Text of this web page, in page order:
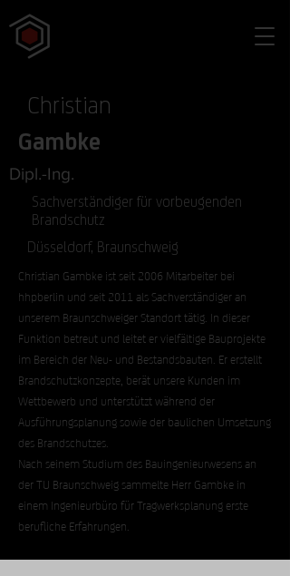
Christian
Gambke
Dipl.-Ing.
Sachverständiger für vorbeugenden
Brandschutz
Düsseldorf, Braunschweig
Christian Gambke ist seit 2006 Mitarbeiter bei
hhpberlin und seit 2011 als Sachverständiger an
unserem Braunschweiger Standort tätig. In dieser
Funktion betreut und leitet er vielfältige Bauprojekte
im Bereich der Neu- und Bestandsbauten. Er erstellt
Brandschutzkonzepte, berät unsere Kunden im
Wettbewerb und unterstützt während der
Ausführungsplanung sowie der baulichen Umsetzung
des Brandschutzes.
Nach seinem Studium des Bauingenieurwesens an
der TU Braunschweig sammelte Herr Gambke in
einem Ingenieurbüro für Tragwerksplanung erste
berufliche Erfahrungen.